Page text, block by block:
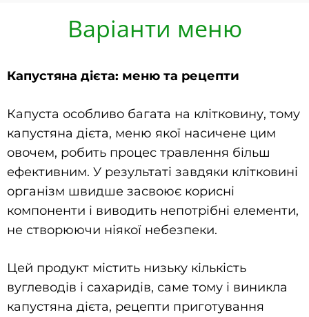
Варіанти меню
Капустяна дієта: меню та рецепти
Капуста особливо багата на клітковину, тому
капустяна дієта, меню якої насичене цим
овочем, робить процес травлення більш
ефективним. У результаті завдяки клітковині
організм швидше засвоює корисні
компоненти і виводить непотрібні елементи,
не створюючи ніякої небезпеки.
Цей продукт містить низьку кількість
вуглеводів і сахаридів, саме тому і виникла
капустяна дієта, рецепти приготування